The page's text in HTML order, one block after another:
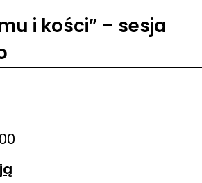
i kości” – sesja